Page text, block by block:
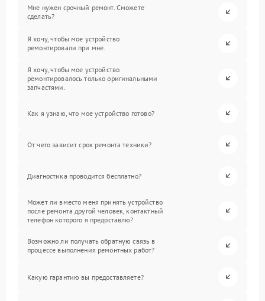
Мне нужен срочный ремонт. Сможете
сделать?
Я хочу, чтобы мое устройство
ремонтировали при мне.
Я хочу, чтобы мое устройство
ремонтировалось только оригинальными
запчастями.
Как я узнаю, что мое устройство готово?
От чего зависит срок ремонта техники?
Диагностика проводится бесплатно?
Может ли вместо меня принять устройство
после ремонта другой человек, контактный
телефон которого я предоставлю?
Возможно ли получать обратную связь в
процессе выполнения ремонтных работ?
Какую гарантию вы предоставляете?